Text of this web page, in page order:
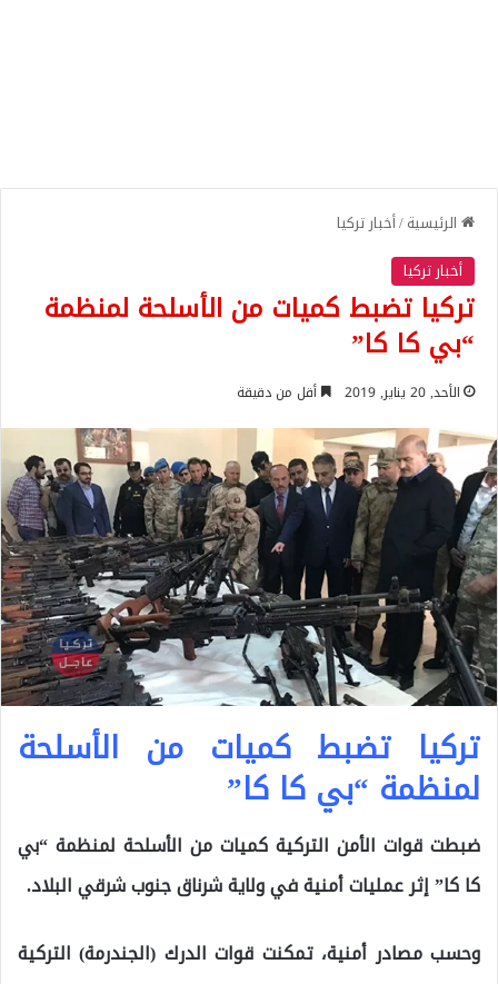
الرئيسية/أخبار تركيا
أخبار تركيا
تركيا تضبط كميات من الأسلحة لمنظمة
“بي كا كا”
الأحد, 20 يناير, 2019 أقل من دقيقة
تركيا تضبط كميات من الأسلحة
لمنظمة “بي كا كا”
ضبطت قوات الأمن التركية كميات من الأسلحة لمنظمة “بي
كا كا” إثر عمليات أمنية في ولاية شرناق جنوب شرقي البلاد.
وحسب مصادر أمنية، تمكنت قوات الدرك (الجندرمة) التركية